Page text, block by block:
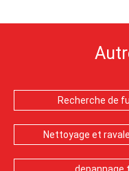
Recherche de
Nettoyage et